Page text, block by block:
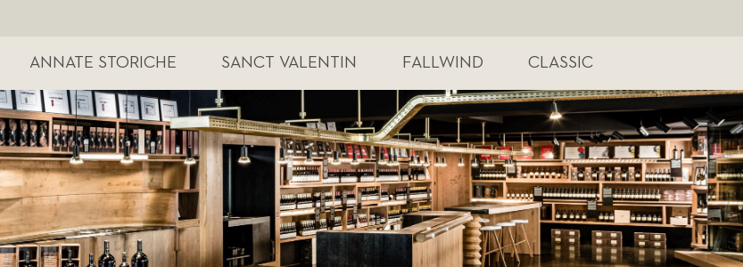
ANNATE STORICHE SANCT VALENTIN FALLWIND CLASSIC